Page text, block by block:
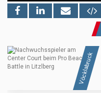
Vöcklabruck